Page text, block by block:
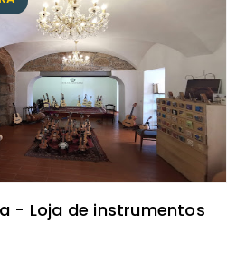
- Loja de instrumentos